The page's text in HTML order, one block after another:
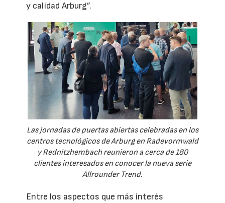
y calidad Arburg”.
Las jornadas de puertas abiertas celebradas en los
centros tecnológicos de Arburg en Radevormwald
y Rednitzhembach reunieron a cerca de 180
clientes interesados en conocer la nueva serie
Allrounder Trend.
Entre los aspectos que más interés